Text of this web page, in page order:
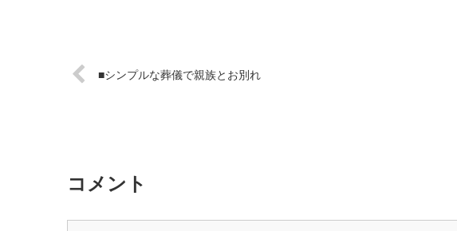
■シンプルな葬儀で親族とお別れ
コメント